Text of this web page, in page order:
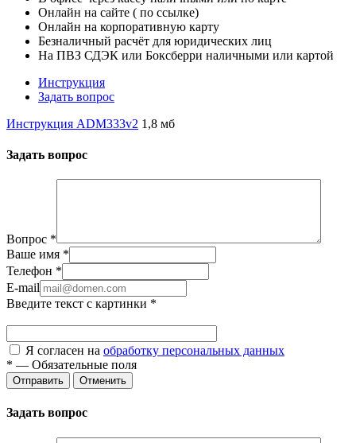
Онлайн на сайте ( по ссылке)
Онлайн на корпоративную карту
Безналичный расчёт для юридических лиц
На ПВЗ СДЭК или Боксберри наличными или картой
Инструкция
Задать вопрос
Инструкция ADM333v2 1,8 мб
Задать вопрос
Вопрос *
Ваше имя *
Телефон *
E-mail
Введите текст с картинки *
Я согласен на обработку персональных данных
* — Обязательные поля
Отправить Отменить
Задать вопрос